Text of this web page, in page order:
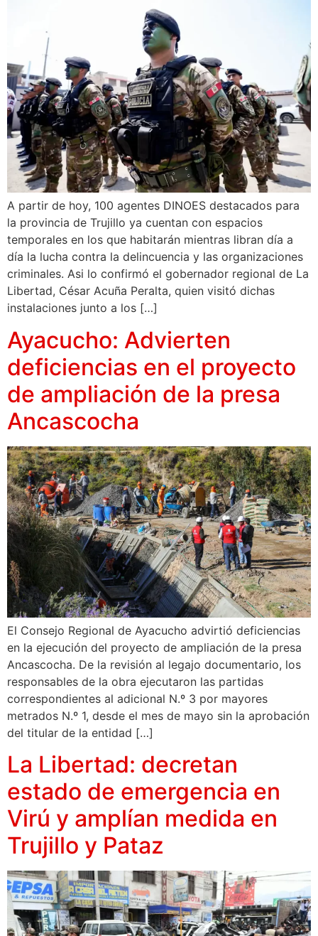
A partir de hoy, 100 agentes DINOES destacados para
la provincia de Trujillo ya cuentan con espacios
temporales en los que habitarán mientras libran día a
día la lucha contra la delincuencia y las organizaciones
criminales. Asi lo confirmó el gobernador regional de La
Libertad, César Acuña Peralta, quien visitó dichas
instalaciones junto a los […]
Ayacucho: Advierten
deficiencias en el proyecto
de ampliación de la presa
Ancascocha
El Consejo Regional de Ayacucho advirtió deficiencias
en la ejecución del proyecto de ampliación de la presa
Ancascocha. De la revisión al legajo documentario, los
responsables de la obra ejecutaron las partidas
correspondientes al adicional N.º 3 por mayores
metrados N.º 1, desde el mes de mayo sin la aprobación
del titular de la entidad […]
La Libertad: decretan
estado de emergencia en
Virú y amplían medida en
Trujillo y Pataz